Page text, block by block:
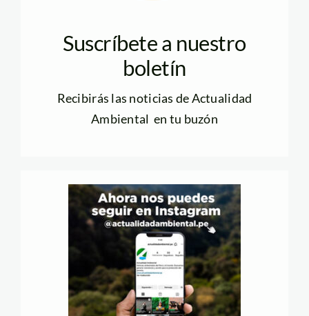
Suscríbete a nuestro
boletín
Recibirás las noticias de Actualidad
Ambiental en tu buzón